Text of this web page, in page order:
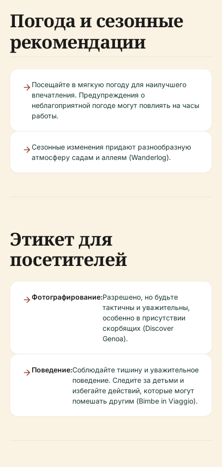
Погода и сезонные
рекомендации
Посещайте в мягкую погоду для наилучшего
впечатления. Предупреждения о
неблагоприятной погоде могут повлиять на часы
работы.
Сезонные изменения придают разнообразную
атмосферу садам и аллеям (Wanderlog).
Этикет для
посетителей
Фотографирование:Разрешено, но будьте
тактичны и уважительны,
особенно в присутствии
скорбящих (Discover
Genoa).
Поведение:Соблюдайте тишину и уважительное
поведение. Следите за детьми и
избегайте действий, которые могут
помешать другим (Bimbe in Viaggio).